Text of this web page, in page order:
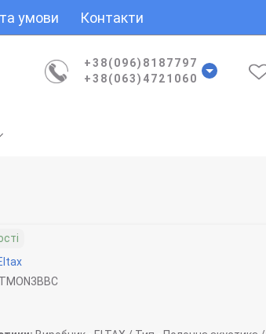
умови Контакти
+38(096)8187797
+38(063)4721060